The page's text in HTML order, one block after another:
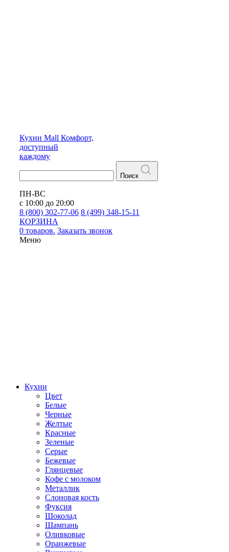
Кухни Mall Комфорт,
доступный
каждому
Поиск
ПН-ВС
с 10:00 до 20:00
8 (800) 302-77-06 8 (499) 348-15-11
КОРЗИНА
0 товаров. Заказать звонок
Меню
Кухни
Цвет
Белые
Черные
Желтые
Красные
Зеленые
Серые
Бежевые
Глянцевые
Кофе с молоком
Металлик
Слоновая кость
Фуксия
Шоколад
Шампань
Оливковые
Оранжевые